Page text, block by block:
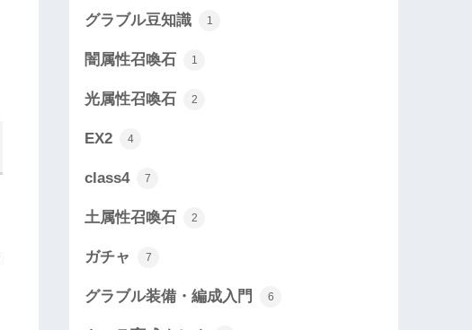
グラブル豆知識 1
闇属性召喚石 1
光属性召喚石 2
EX2 4
class4 7
土属性召喚石 2
ガチャ 7
グラブル装備・編成入門 6